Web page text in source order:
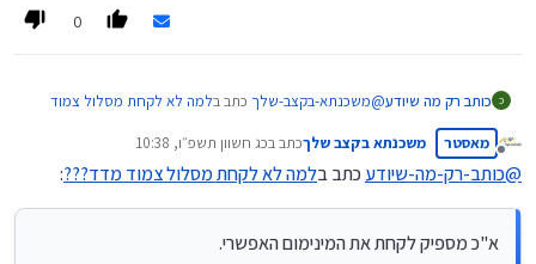
[למי שיש אופציה כזו] שזה אמנם כן צמוד למדד וזה
הלאה עד ל-40% הנחה]
0
כ כותב רק מה שיודע@משכנתא-בקצב-שלך כתב בלמה לא לקחת מסלול צמוד
מה שכן מומלץ זה לשלב בתמהיל חלק בהלוואת זכאות
[למי שיש אופציה כזו] שזה אמנם כן צמוד למדד וזה
העמלות היוון שיהיה לכל המשכנתא הנחות בעמלות
מנותק
מאסטר משכנתא בקצב שלךכתב בכג חשוון תשפ״ו, 10:38
נערך לאחרונה על ידי
@כותב-רק-מה-שיודעכתב בלמה לא לקחת מסלול צמוד מדד???:
א"כ מספיק לקחת את המינימום האפשרי.